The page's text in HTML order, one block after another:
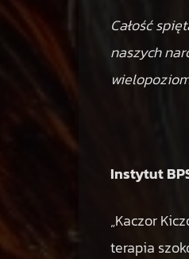
Całość
naszych
Instytut
„Kaczor
terapia